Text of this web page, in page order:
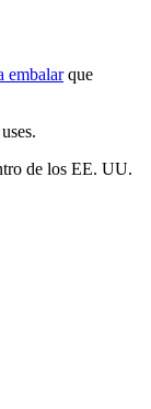
embalarque
de los EE. UU.